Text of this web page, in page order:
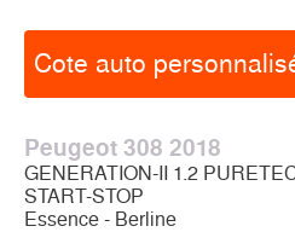
Cote auto
Peugeot 308 2018
GENERATION-II 1.2
START-STOP
Essence - Berline